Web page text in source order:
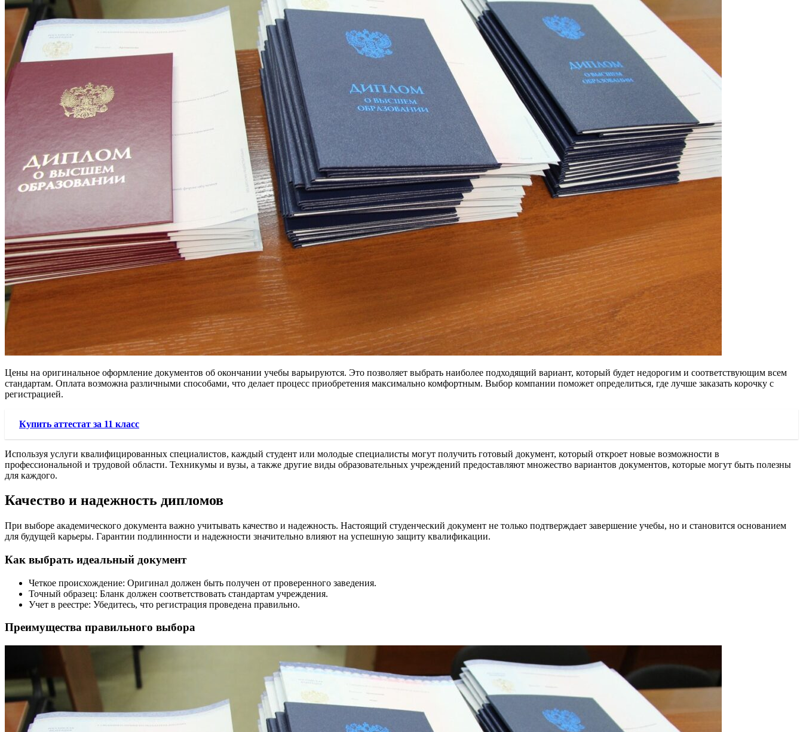
Цены на оригинальное оформление документов об окончании учебы варьируются. Это позволяет выбрать наиболее подходящий вариант, который будет недорогим и соответствующим всем
стандартам. Оплата возможна различными способами, что делает процесс приобретения максимально комфортным. Выбор компании поможет определиться, где лучше заказать корочку с
регистрацией.
Купить аттестат за 11 класс
Используя услуги квалифицированных специалистов, каждый студент или молодые специалисты могут получить готовый документ, который откроет новые возможности в
профессиональной и трудовой области. Техникумы и вузы, а также другие виды образовательных учреждений предоставляют множество вариантов документов, которые могут быть полезны
для каждого.
Качество и надежность дипломов
При выборе академического документа важно учитывать качество и надежность. Настоящий студенческий документ не только подтверждает завершение учебы, но и становится основанием
для будущей карьеры. Гарантии подлинности и надежности значительно влияют на успешную защиту квалификации.
Как выбрать идеальный документ
Четкое происхождение: Оригинал должен быть получен от проверенного заведения.
Точный образец: Бланк должен соответствовать стандартам учреждения.
Учет в реестре: Убедитесь, что регистрация проведена правильно.
Преимущества правильного выбора